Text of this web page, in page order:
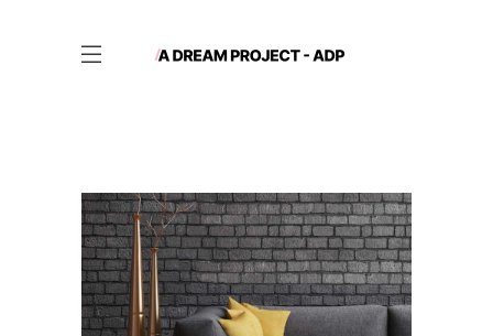
Black Pearl
HOUSING